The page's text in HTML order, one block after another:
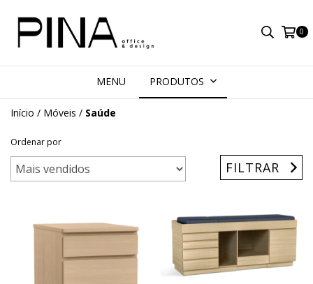
0
MENU PRODUTOS
Início / Móveis / Saúde
Ordenar por
FILTRAR